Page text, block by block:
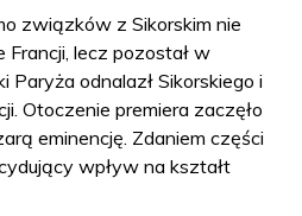
związków z Sikorskim nie
Francji, lecz pozostał w
Paryża odnalazł Sikorskiego i
Otoczenie premiera zaczęło
eminencję. Zdaniem części
wpływ na kształt